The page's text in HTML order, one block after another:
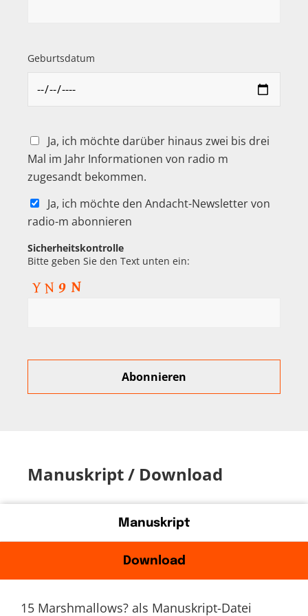
Geburtsdatum
Ja, ich möchte darüber hinaus zwei bis drei
Mal im Jahr Informationen von radio m
zugesandt bekommen.
Ja, ich möchte den Andacht-Newsletter von
radio-m abonnieren
Sicherheitskontrolle
Bitte geben Sie den Text unten ein:
Manuskript / Download
Manuskript
Download
15 Marshmallows? als Manuskript-Datei